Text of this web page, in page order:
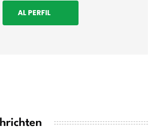
AL PERFIL